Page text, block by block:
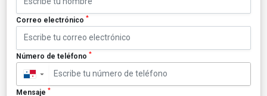
Correo electrónico *
Número de teléfono *
▼
Mensaje *